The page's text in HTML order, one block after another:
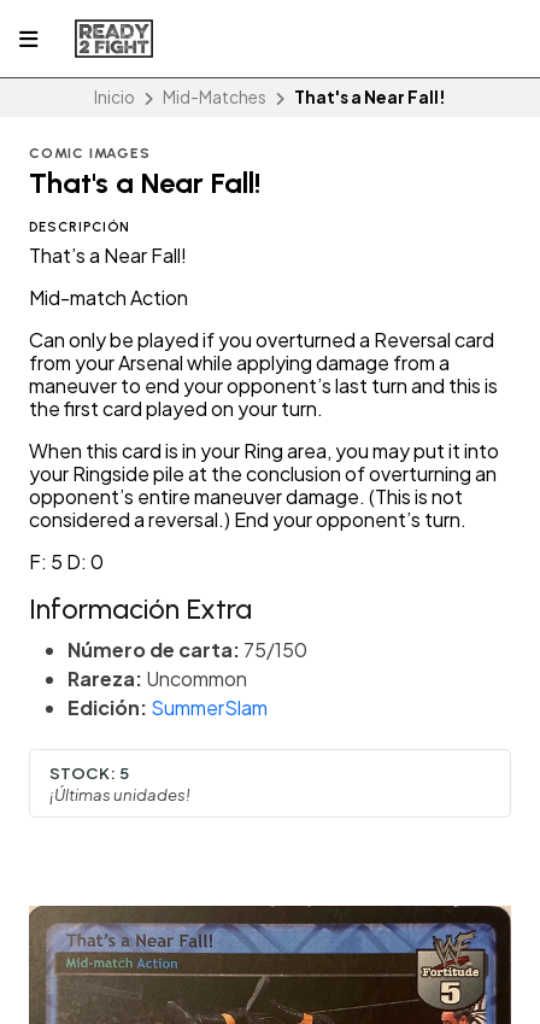
Inicio Mid-Matches That's a Near Fall!
COMIC IMAGES
That's a Near Fall!
DESCRIPCIÓN
That’s a Near Fall!
Mid-match Action
Can only be played if you overturned a Reversal card
from your Arsenal while applying damage from a
maneuver to end your opponent’s last turn and this is
the first card played on your turn.
When this card is in your Ring area, you may put it into
your Ringside pile at the conclusion of overturning an
opponent’s entire maneuver damage. (This is not
considered a reversal.) End your opponent’s turn.
F: 5 D: 0
Información Extra
Número de carta: 75/150
Rareza: Uncommon
Edición: SummerSlam
STOCK: 5
¡Últimas unidades!